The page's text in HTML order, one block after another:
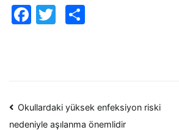
Facebook
Twitter
Yazı
Okullardaki yüksek enfeksiyon riski
nedeniyle aşılanma önemlidir